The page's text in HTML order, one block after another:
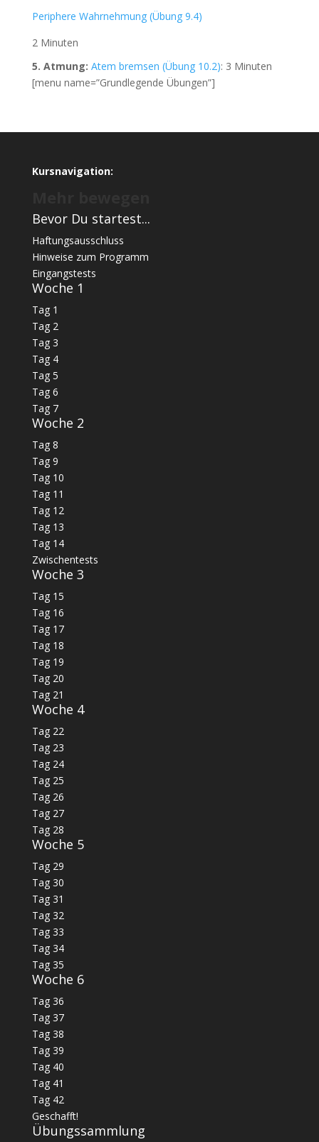
Periphere Wahrnehmung (Übung 9.4)
2 Minuten
5. Atmung: Atem bremsen (Übung 10.2): 3 Minuten
[menu name=”Grundlegende Übungen”]
Kursnavigation:
Bevor Du startest...
Haftungsausschluss
Hinweise zum Programm
Eingangstests
Woche 1
Tag 1
Tag 2
Tag 3
Tag 4
Tag 5
Tag 6
Tag 7
Woche 2
Tag 8
Tag 9
Tag 10
Tag 11
Tag 12
Tag 13
Tag 14
Zwischentests
Woche 3
Tag 15
Tag 16
Tag 17
Tag 18
Tag 19
Tag 20
Tag 21
Woche 4
Tag 22
Tag 23
Tag 24
Tag 25
Tag 26
Tag 27
Tag 28
Woche 5
Tag 29
Tag 30
Tag 31
Tag 32
Tag 33
Tag 34
Tag 35
Woche 6
Tag 36
Tag 37
Tag 38
Tag 39
Tag 40
Tag 41
Tag 42
Geschafft!
Übungssammlung